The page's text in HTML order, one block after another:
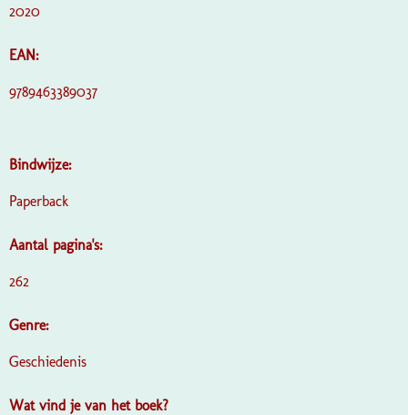
2020
EAN:
9789463389037
Bindwijze:
Paperback
Aantal pagina's:
262
Genre:
Geschiedenis
Wat vind je van het boek?